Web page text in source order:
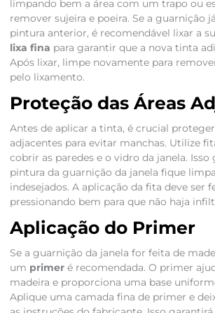
limpando bem a área com um trapo ou
remover sujeira e poeira. Se a guarnição
pintura anterior, é recomendável lixar a
lixa fina para garantir que a nova tinta
Após lixar, limpe novamente para
pelo lixamento.
Proteção das Áreas
Antes de aplicar a tinta, é crucial proteger
adjacentes para evitar manchas. Utilize
cobrir as paredes e o vidro da janela. Isso
pintura da guarnição da janela fique
indesejados. A aplicação da fita deve ser
pressionando bem para que não haja
Aplicação do Primer
Se a guarnição da janela for feita de
um primeré recomendada. O primer
madeira e proporciona uma base
Aplique uma camada fina de primer e